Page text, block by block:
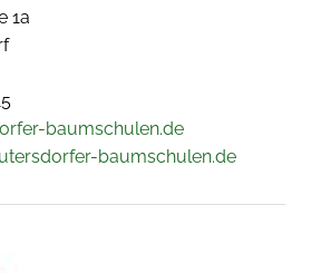
1a
baumschulen.de
baumschulen.de